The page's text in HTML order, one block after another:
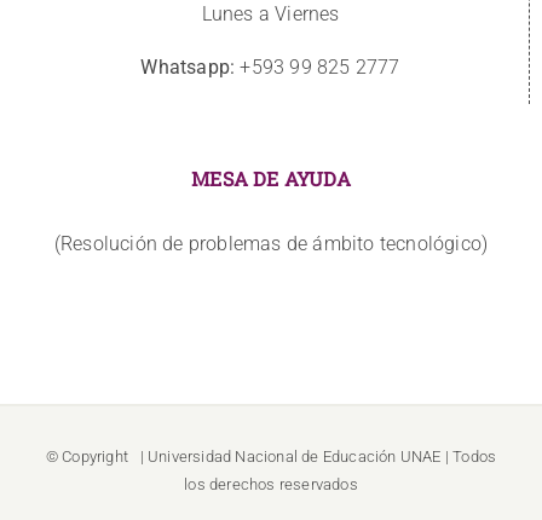
Lunes a Viernes
Whatsapp: +593 99 825 2777
MESA DE AYUDA
(Resolución de problemas de ámbito tecnológico)
© Copyright | Universidad Nacional de Educación UNAE | Todos
los derechos reservados